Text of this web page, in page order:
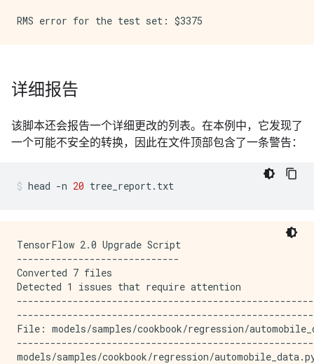
TensorFlow 2.0 Upgrade Script
-----------------------------
File: models/samples/cookbook/regression/
models/samples/cookbook/regression/
详细报告
该脚本还会报告一个详细更改的列表。在本例中，它发现了
一个可能不安全的转换，因此在文件顶部包含了一条警告：
head -n 20 tree_report.txt
TensorFlow 2.0 Upgrade Script
-----------------------------
Converted 7 files
Detected 1 issues that require attention
File: models/samples/cookbook/regression/
models/samples/cookbook/regression/